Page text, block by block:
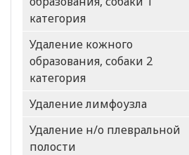
категория
Удаление кожного
образования, собаки 2
категория
Удаление лимфоузла
Удаление н/о плевральной
полости